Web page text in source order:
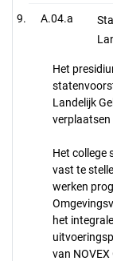
A.04.a
Het
Landelijk
verplaatsen
Het college
vast te
werken
het
van